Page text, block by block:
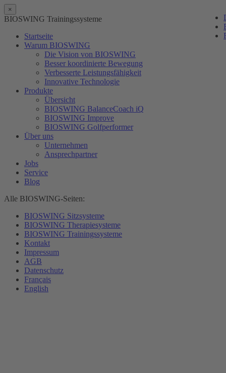
×
BIOSWING Trainingssysteme
Startseite
Warum BIOSWING
Die Vision von BIOSWING
Besser koordinierte Bewegung
Verbesserte Leistungsfähigkeit
Innovative Technologie
Produkte
Übersicht
BIOSWING BalanceCoach iQ
BIOSWING Improve
BIOSWING Golfperformer
Über uns
Unternehmen
Ansprechpartner
Jobs
Service
Blog
Alle BIOSWING-Seiten:
BIOSWING Sitzsysteme
BIOSWING Therapiesysteme
BIOSWING Trainingssysteme
Kontakt
Impressum
AGB
Datenschutz
Français
English